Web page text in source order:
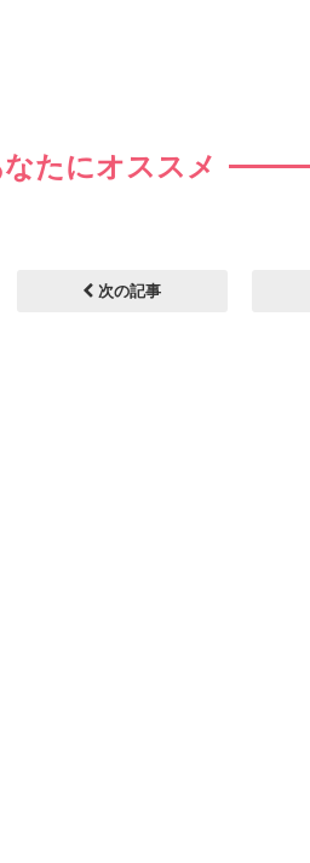
たにオススメ
次の記事